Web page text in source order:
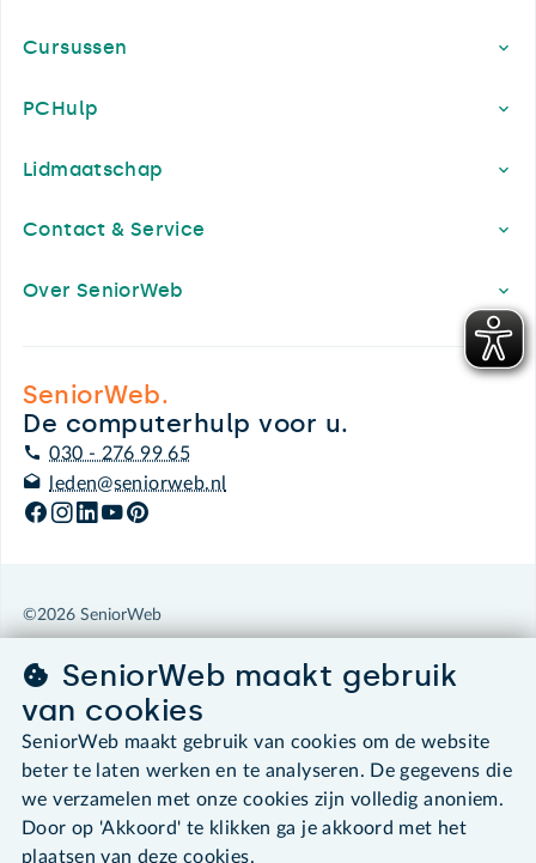
Cursussen
PCHulp
Lidmaatschap
Contact & Service
Over SeniorWeb
SeniorWeb.
De computerhulp voor u.
030 - 276 99 65
leden@seniorweb.nl
©2026 SeniorWeb
Algemene voorwaarden
Cookies en cookie-instellingen
Disclaimer
Privacybeleid
About SeniorWeb
SeniorWeb maakt gebruik
van cookies
SeniorWeb maakt gebruik van cookies om de website
beter te laten werken en te analyseren. De gegevens die
we verzamelen met onze cookies zijn volledig anoniem.
Door op 'Akkoord' te klikken ga je akkoord met het
plaatsen van deze cookies.